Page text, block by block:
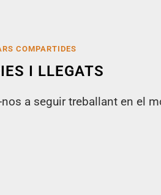
COMPARTIDES
I LLEGATS
nos a seguir treballant en el